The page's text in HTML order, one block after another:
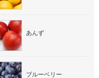
あんず
ブルーベリー